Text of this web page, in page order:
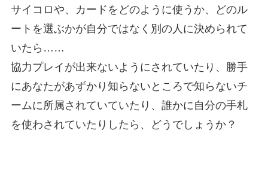
サイコロや、カードをどのように使うか、どのル
ートを選ぶかが自分ではなく別の人に決められて
いたら……
協力プレイが出来ないようにされていたり、勝手
にあなたがあずかり知らないところで知らないチ
ームに所属されていていたり、誰かに自分の手札
を使わされていたりしたら、どうでしょうか？